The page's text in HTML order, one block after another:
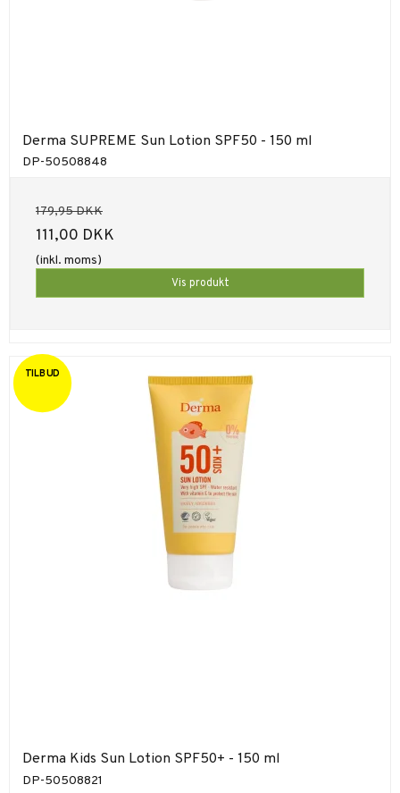
Derma SUPREME Sun Lotion SPF50 - 150 ml
DP-50508848
179,95 DKK
111,00 DKK
(inkl. moms)
Vis produkt
TILBUD
Derma Kids Sun Lotion SPF50+ - 150 ml
DP-50508821